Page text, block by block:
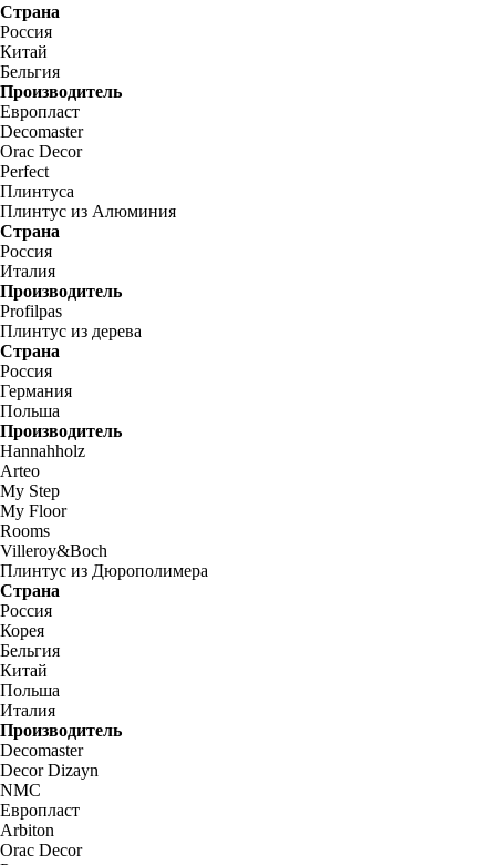
Страна
Россия
Китай
Бельгия
Производитель
Европласт
Decomaster
Orac Decor
Perfect
Плинтуса
Плинтус из Алюминия
Страна
Россия
Италия
Производитель
Profilpas
Плинтус из дерева
Страна
Россия
Германия
Польша
Производитель
Hannahholz
Arteo
My Step
My Floor
Rooms
Villeroy&Boch
Плинтус из Дюрополимера
Страна
Россия
Корея
Бельгия
Китай
Польша
Италия
Производитель
Decomaster
Decor Dizayn
NMC
Европласт
Arbiton
Orac Decor